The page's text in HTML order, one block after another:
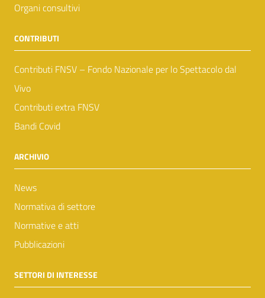
Organi consultivi
CONTRIBUTI
Contributi FNSV – Fondo Nazionale per lo Spettacolo dal
Vivo
Contributi extra FNSV
Bandi Covid
ARCHIVIO
News
Normativa di settore
Normative e atti
Pubblicazioni
SETTORI DI INTERESSE